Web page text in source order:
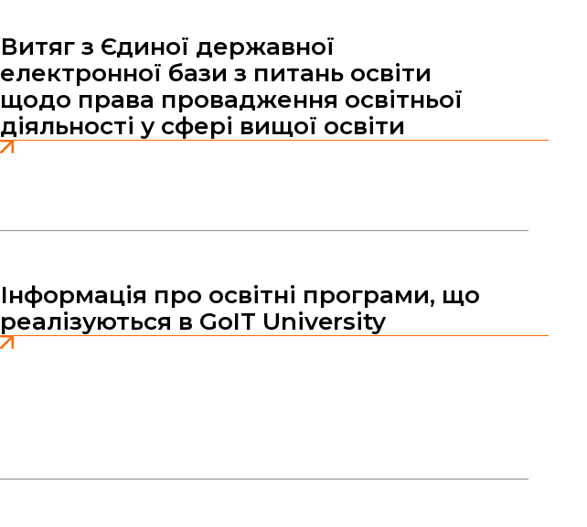
Витяг з Єдиної державної
електронної бази з питань освіти
щодо права провадження освітньої
діяльності у сфері вищої освіти
Інформація про освітні програми, що
реалізуються в GoIT University